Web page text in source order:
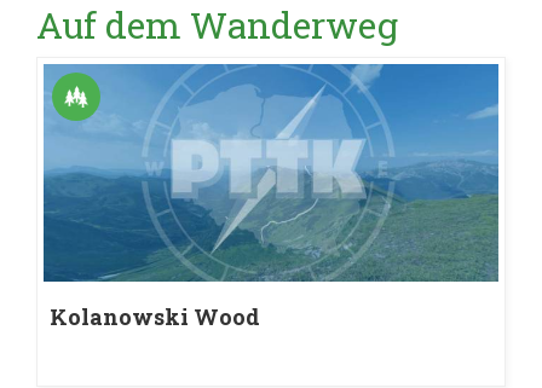
Auf dem Wanderweg
Kolanowski Wood